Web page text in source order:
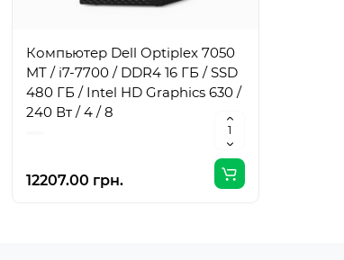
Компьютер Dell Optiplex 7050
MT / i7-7700 / DDR4 16 ГБ / SSD
480 ГБ / Intel HD Graphics 630 /
240 Вт / 4 / 8
12207.00 грн.